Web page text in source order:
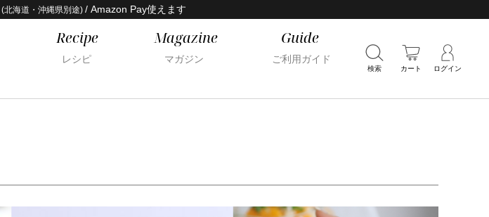
(北海道・沖縄県別途) / Amazon Pay使えます
Recipe
レシピ
Magazine
マガジン
Guide
ご利用ガイド
検索 カート ログイン